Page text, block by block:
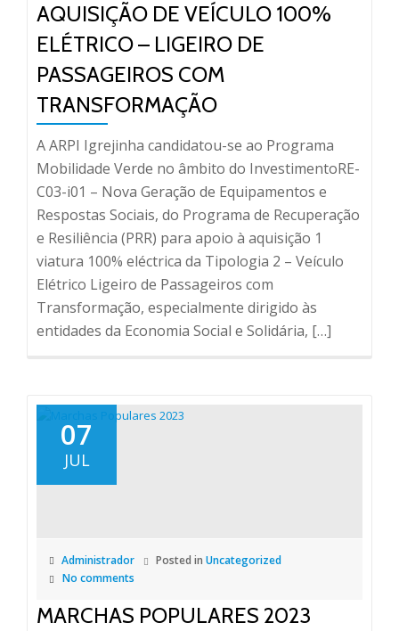
AQUISIÇÃO DE VEÍCULO 100%
ELÉTRICO – LIGEIRO DE
PASSAGEIROS COM
TRANSFORMAÇÃO
A ARPI Igrejinha candidatou-se ao Programa
Mobilidade Verde no âmbito do InvestimentoRE-
C03-i01 – Nova Geração de Equipamentos e
Respostas Sociais, do Programa de Recuperação
e Resiliência (PRR) para apoio à aquisição 1
viatura 100% eléctrica da Tipologia 2 – Veículo
Elétrico Ligeiro de Passageiros com
Transformação, especialmente dirigido às
entidades da Economia Social e Solidária, […]
07
JUL
Administrador Posted in Uncategorized
No comments
MARCHAS POPULARES 2023